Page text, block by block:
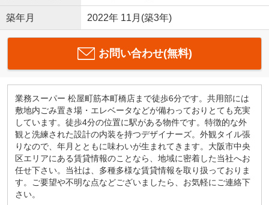
築年月 2022年 11月(築3年)
お問い合わせ(無料)
業務スーパー 松屋町筋本町橋店まで徒歩6分です。共用部には
敷地内ごみ置き場・エレベータなどが備わっておりとても充実
しています。徒歩4分の位置に駅がある物件です。特徴的な外
観と洗練された設計の内装を持つデザイナーズ。外観タイル張
りなので、年月とともに味わいが生まれてきます。大阪市中央
区エリアにある賃貸情報のことなら、地域に密着した当社へお
任せ下さい。当社は、多種多様な賃貸情報を取り扱っておりま
す。ご要望や不明な点などございましたら、お気軽にご連絡下
さい。